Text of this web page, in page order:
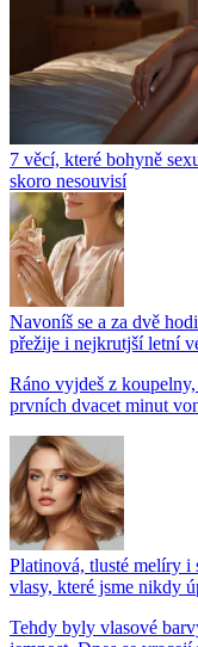
7 věcí, které bohyně
skoro nesouvisí
Navoníš se a za dvě
přežije i nejkrutjší letní
Ráno vyjdeš z
prvních dvacet minut
Platinová, tlusté melíry i
vlasy, které jsme nikdy
Tehdy byly vlasové